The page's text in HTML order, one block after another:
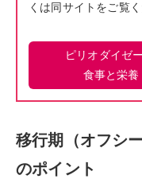
くは同サイトをご覧く
ピリオダイゼ
食事と栄養
移行期（オフシ
のポイント